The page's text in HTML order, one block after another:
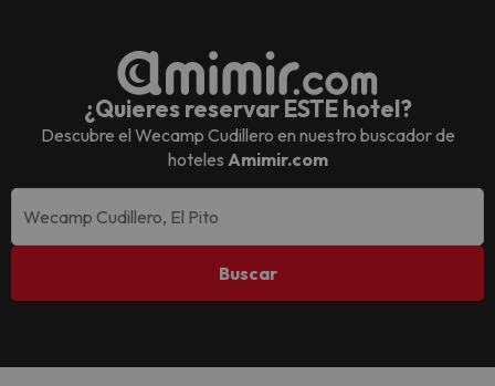
¿Quieres reservar ESTE hotel?
Descubre el Wecamp Cudillero en nuestro buscador de
hoteles Amimir.com
Buscar